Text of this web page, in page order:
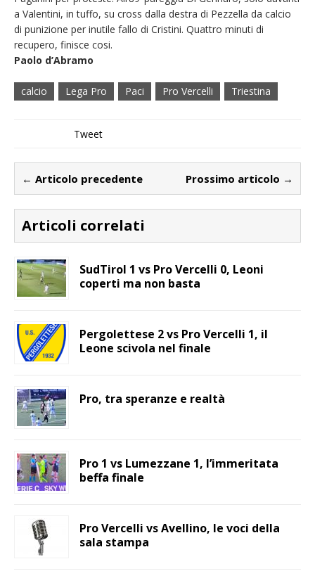
a Valentini, in tuffo, su cross dalla destra di Pezzella da calcio
di punizione per inutile fallo di Cristini. Quattro minuti di
recupero, finisce cosi.
Paolo d’Abramo
calcio Lega Pro Paci Pro Vercelli Triestina
Tweet
← Articolo precedente Prossimo articolo →
Articoli correlati
SudTirol 1 vs Pro Vercelli 0, Leoni
coperti ma non basta
Pergolettese 2 vs Pro Vercelli 1, il
Leone scivola nel finale
Pro, tra speranze e realtà
Pro 1 vs Lumezzane 1, l’immeritata
beffa finale
Pro Vercelli vs Avellino, le voci della
sala stampa